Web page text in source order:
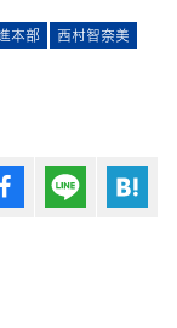
本部
西村智奈美
シェア Lineで送